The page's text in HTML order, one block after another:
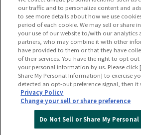
阪神甲子園球場 公式
(c)HANSHIN KOSHIEN STADIUM All
PC版を見る
our traffic and to personalize content and
to see more details about how we use
period of each cookie. We may sell or share
your use of our website to/with our analytics
partners, who may combine it with other
have provided to them or that they have
of their services. You have the right to opt
your personal information by us. Please click
Share My Personal Information] to exercise
detected an opt-out preference signal, then it
Privacy Policy
Change your sell or share preference
Do Not Sell or Share My